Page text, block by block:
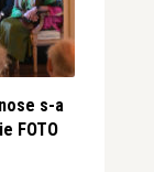
s-a
FOTO